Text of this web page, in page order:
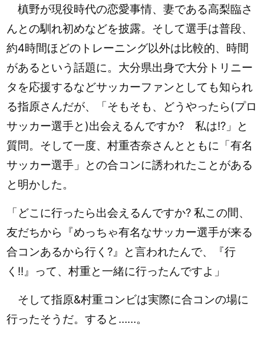
槙野が現役時代の恋愛事情、妻である高梨臨さ
んとの馴れ初めなどを披露。そして選手は普段、
約4時間ほどのトレーニング以外は比較的、時間
があるという話題に。大分県出身で大分トリニー
タを応援するなどサッカーファンとしても知られ
る指原さんだが、
「そもそも、どうやったら(プロ
サッカー選手と)出会えるんですか? 私は!?」と
質問。そして一度、 村重杏奈さんとともに「有名
サッカー選手」との合コンに誘われたことがある
と明かした。
「どこに行ったら出会えるんですか? 私この間、
友だちから『めっちゃ有名なサッカー選手が来る
合コンあるから行く?』と言われたんで、『行
く!!』って、村重と一緒に行ったんですよ」
そして指原&村重コンビは実際に合コンの場に
行ったそうだ。すると……。